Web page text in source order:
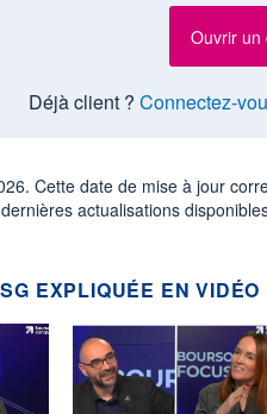
Ouvrir un
Déjà client ? Connectez-
Cette date de mise à jour
actualisations
EXPLIQUÉE EN VIDÉO